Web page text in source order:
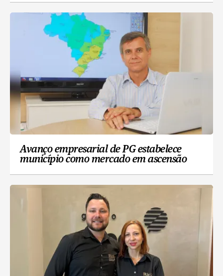
Avanço empresarial de PG estabelece
município como mercado em ascensão